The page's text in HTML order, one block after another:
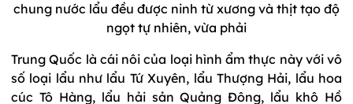
chung nước lẩu đều được ninh từ xương và thịt tạo độ
ngọt tự nhiên, vừa phải
Trung Quốc là cái nôi của loại hình ẩm thực này với vô
số loại lẩu như lẩu Tứ Xuyên, lẩu Thượng Hải, lẩu hoa
cúc Tô Hàng, lẩu hải sản Quảng Đông, lẩu khô Hồ